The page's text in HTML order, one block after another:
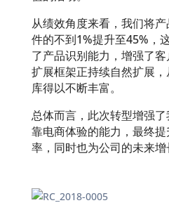
从绩效角度来看，我们将
件的不到1%提升至45%，
了产品识别能力，增强了
扩展框架正持续自然扩展
库得以不断丰富。
总体而言，此次转型增强
靠电商体验的能力，最终
率，同时也为公司的未来增